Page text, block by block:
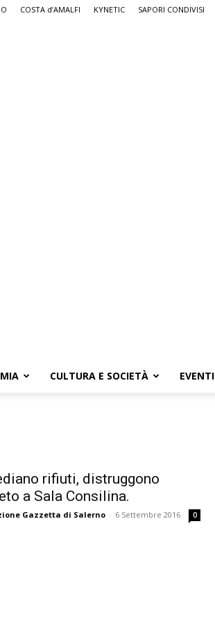
COSTA d’AMALFI KYNETIC SAPORI CONDIVISI
CULTURA E SOCIETÀ EVENTI
rifiuti, distruggono
a Sala Consilina.
Gazzetta di Salerno - 6 Settembre 2016 0